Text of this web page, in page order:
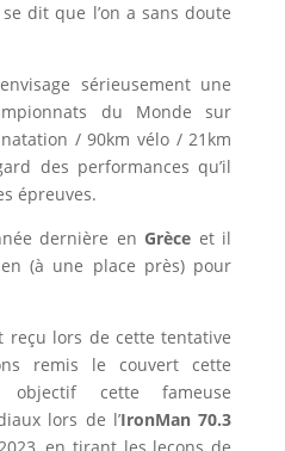
dit que l’on a sans doute
sérieusement une
du Monde sur
/ 90km vélo / 21km
des performances qu’il
épreuves.
dernière enGrèce et il
(à une place près) pour
reçu lors de cette tentative
remis le couvert cette
cette fameuse
lors de l’IronMan 70.3